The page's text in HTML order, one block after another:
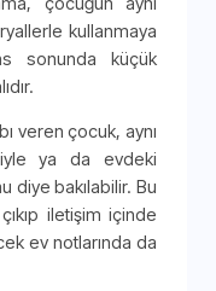
kullanmaya
sonunda küçük
veren çocuk, aynı
ya da evdeki
diye bakılabilir. Bu
iletişim içinde
ev notlarında da